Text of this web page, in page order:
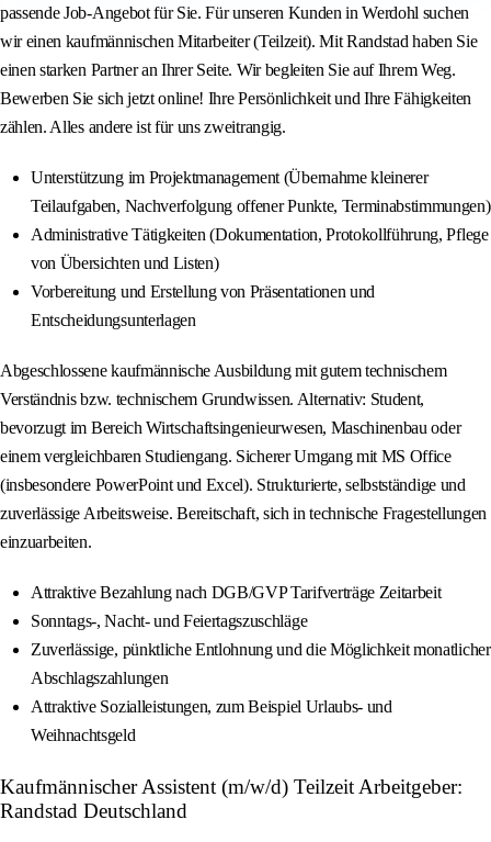
passende Job-Angebot für Sie. Für unseren Kunden in Werdohl suchen
wir einen kaufmännischen Mitarbeiter (Teilzeit). Mit Randstad haben Sie
einen starken Partner an Ihrer Seite. Wir begleiten Sie auf Ihrem Weg.
Bewerben Sie sich jetzt online! Ihre Persönlichkeit und Ihre Fähigkeiten
zählen. Alles andere ist für uns zweitrangig.
Unterstützung im Projektmanagement (Übernahme kleinerer
Teilaufgaben, Nachverfolgung offener Punkte, Terminabstimmungen)
Administrative Tätigkeiten (Dokumentation, Protokollführung, Pflege
von Übersichten und Listen)
Vorbereitung und Erstellung von Präsentationen und
Entscheidungsunterlagen
Abgeschlossene kaufmännische Ausbildung mit gutem technischem
Verständnis bzw. technischem Grundwissen. Alternativ: Student,
bevorzugt im Bereich Wirtschaftsingenieurwesen, Maschinenbau oder
einem vergleichbaren Studiengang. Sicherer Umgang mit MS Office
(insbesondere PowerPoint und Excel). Strukturierte, selbstständige und
zuverlässige Arbeitsweise. Bereitschaft, sich in technische Fragestellungen
einzuarbeiten.
Attraktive Bezahlung nach DGB/GVP Tarifverträge Zeitarbeit
Sonntags-, Nacht- und Feiertagszuschläge
Zuverlässige, pünktliche Entlohnung und die Möglichkeit monatlicher
Abschlagszahlungen
Attraktive Sozialleistungen, zum Beispiel Urlaubs- und
Weihnachtsgeld
Kaufmännischer Assistent (m/w/d) Teilzeit Arbeitgeber:
Randstad Deutschland